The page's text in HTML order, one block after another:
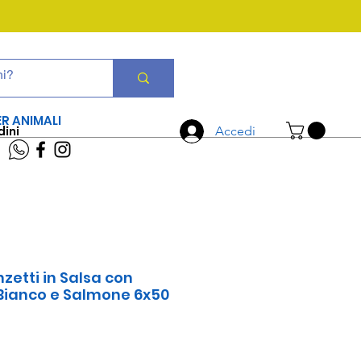
Accedi
ANIMALI
in Salsa con
e Salmone 6x50